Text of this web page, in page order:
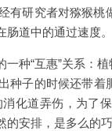
有研究者对猕猴
道中的通过速度。
种“互惠”关系：
种子的时候还带
化道弄伤，为了
安排，是多么的巧